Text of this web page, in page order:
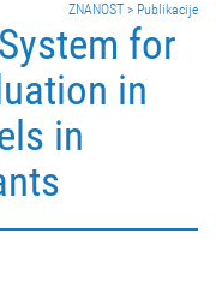
ZNANOST > Publikacije
for
in
in